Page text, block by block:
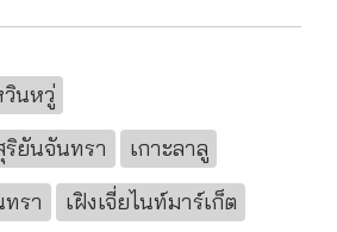
วินหวู่
ริยันจันทรา
เกาะลาลู
รา
เฝิงเจี่ยไนท์มาร์เก็ต